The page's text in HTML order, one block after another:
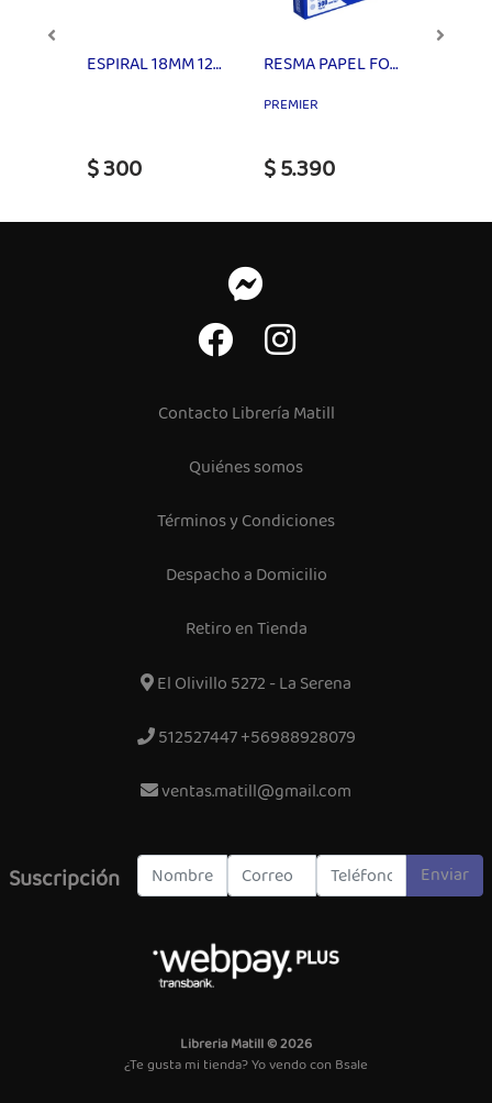
ESPIRAL 18MM 125 HJS NEGRO
$ 300
RESMA PAPEL FOTOC CARTA PREMIER
PREMIER
$ 5.390
Contacto Librería Matill
Quiénes somos
Términos y Condiciones
Despacho a Domicilio
Retiro en Tienda
El Olivillo 5272 - La Serena
512527447 +56988928079
ventas.matill@gmail.com
Suscripción Enviar
Libreria Matill © 2026
¿Te gusta mi tienda? Yo vendo con Bsale